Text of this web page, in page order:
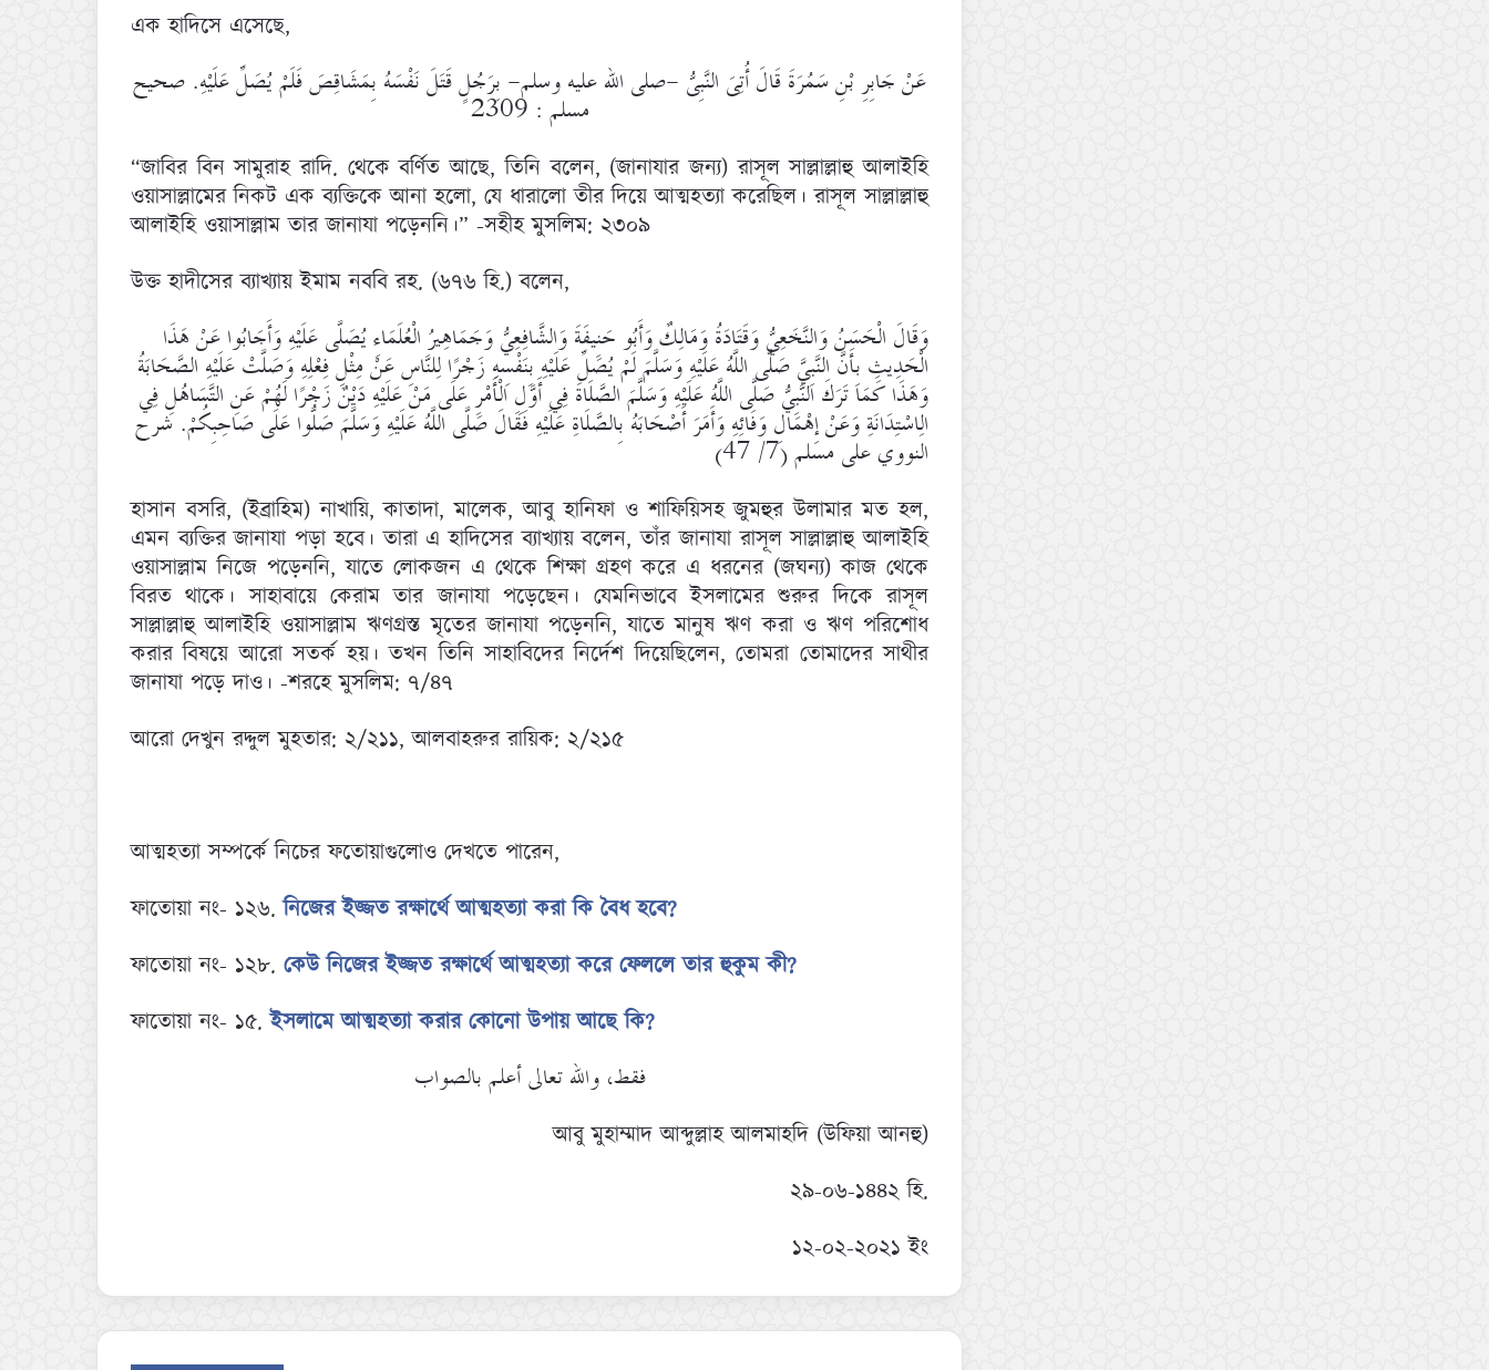
এক হাদিসে এসেছে,
عَنْ جَابِرِ بْنِ سَمُرَةَ قَالَ أُتِىَ النَّبِىُّ -صلى الله عليه وسلم- بِرَجُلٍ قَتَلَ نَفْسَهُ بِمَشَاقِصَ فَلَمْ يُصَلِّ عَلَيْهِ. صحيح
مسلم : 2309
“জাবির বিন সামুরাহ রাদি. থেকে বর্ণিত আছে, তিনি বলেন, (জানাযার জন্য) রাসূল সাল্লাল্লাহু আলাইহি
ওয়াসাল্লামের নিকট এক ব্যক্তিকে আনা হলো, যে ধারালো তীর দিয়ে আত্মহত্যা করেছিল। রাসূল সাল্লাল্লাহু
আলাইহি ওয়াসাল্লাম তার জানাযা পড়েননি।” -সহীহ মুসলিম: ২৩০৯
উক্ত হাদীসের ব্যাখ্যায় ইমাম নববি রহ. (৬৭৬ হি.) বলেন,
وَقَالَ الْحَسَنُ وَالنَّخَعِيُّ وَقَتَادَةُ وَمَالِكٌ وَأَبُو حَنِيفَةَ وَالشَّافِعِيُّ وَجَمَاهِيرُ الْعُلَمَاءِ يُصَلَّى عَلَيْهِ وَأَجَابُوا عَنْ هَذَا
الْحَدِيثِ بِأَنَّ النَّبِيَّ صَلَّى اللَّهُ عَلَيْهِ وَسَلَّمَ لَمْ يُصَلِّ عَلَيْهِ بِنَفْسِهِ زَجْرًا لِلنَّاسِ عَنْ مِثْلِ فِعْلِهِ وَصَلَّتْ عَلَيْهِ الصَّحَابَةُ
وَهَذَا كَمَا تَرَكَ النَّبِيُّ صَلَّى اللَّهُ عَلَيْهِ وَسَلَّمَ الصَّلَاةَ فِي أَوَّلِ الْأَمْرِ عَلَى مَنْ عَلَيْهِ دَيْنٌ زَجْرًا لَهُمْ عَنِ التَّسَاهُلِ فِي
الِاسْتِدَانَةِ وَعَنْ إِهْمَالِ وَفَائِهِ وَأَمَرَ أَصْحَابَهُ بِالصَّلَاةِ عَلَيْهِ فَقَالَ صَلَّى اللَّهُ عَلَيْهِ وَسَلَّمَ صَلُّوا عَلَى صَاحِبِكُمْ. شرح
النووي على مسلم (7/ 47)
হাসান বসরি, (ইব্রাহিম) নাখায়ি, কাতাদা, মালেক, আবু হানিফা ও শাফিয়িসহ জুমহুর উলামার মত হল,
এমন ব্যক্তির জানাযা পড়া হবে। তারা এ হাদিসের ব্যাখ্যায় বলেন, তাঁর জানাযা রাসূল সাল্লাল্লাহু আলাইহি
ওয়াসাল্লাম নিজে পড়েননি, যাতে লোকজন এ থেকে শিক্ষা গ্রহণ করে এ ধরনের (জঘন্য) কাজ থেকে
বিরত থাকে। সাহাবায়ে কেরাম তার জানাযা পড়েছেন। যেমনিভাবে ইসলামের শুরুর দিকে রাসূল
সাল্লাল্লাহু আলাইহি ওয়াসাল্লাম ঋণগ্রস্ত মৃতের জানাযা পড়েননি, যাতে মানুষ ঋণ করা ও ঋণ পরিশোধ
করার বিষয়ে আরো সতর্ক হয়। তখন তিনি সাহাবিদের নির্দেশ দিয়েছিলেন, তোমরা তোমাদের সাথীর
জানাযা পড়ে দাও। -শরহে মুসলিম: ৭/৪৭
আরো দেখুন রদ্দুল মুহতার: ২/২১১, আলবাহরুর রায়িক: ২/২১৫
আত্মহত্যা সম্পর্কে নিচের ফতোয়াগুলোও দেখতে পারেন,
ফাতোয়া নং- ১২৬.নিজের ইজ্জত রক্ষার্থে আত্মহত্যা করা কি বৈধ হবে?
ফাতোয়া নং- ১২৮. কেউ নিজের ইজ্জত রক্ষার্থে আত্মহত্যা করে ফেললে তার হুকুম কী?
ফাতোয়া নং- ১৫.ইসলামে আত্মহত্যা করার কোনো উপায় আছে কি?
فقط، والله تعالى أعلم بالصواب
আবু মুহাম্মাদ আব্দুল্লাহ আলমাহদি (উফিয়া আনহু)
২৯-০৬-১৪৪২ হি.
১২-০২-২০২১ ইং